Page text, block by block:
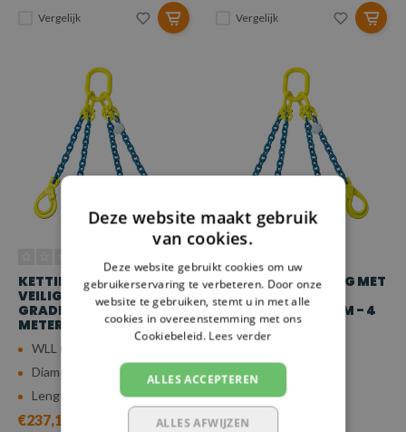
Vergelijk Vergelijk
KETTING 4-SPRONG MET
VEILIGHEIDSHAAK
GRADE 100 - Ø 10 MM - 1
METER
WLL (4:1): 6 ton
Diameter: 10 mm
Lengte: 1 m
€237,12
KETTING 4-SPRONG MET
VEILIGHEIDSHAAK
GRADE 100 - Ø 10 MM - 4
METER
Diameter: 10 mm
Lengte: 4 m
€401,58
Deze website maakt gebruik
van cookies.
Deze website gebruikt cookies om uw
gebruikerservaring te verbeteren. Door onze
website te gebruiken, stemt u in met alle
cookies in overeenstemming met ons
Cookiebeleid. Lees verder
ALLES ACCEPTEREN
ALLES AFWIJZEN